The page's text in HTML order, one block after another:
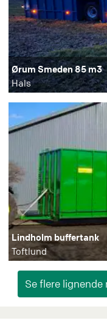
Ørum Smeden 85 m3
Hals
Lindholm buffertank
Toftlund